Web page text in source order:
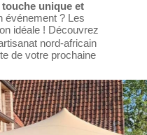
touche unique et
événement ? Les
idéale ! Découvrez
nord-africain
de votre prochaine